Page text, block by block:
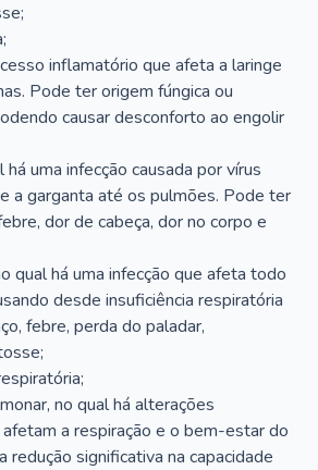
inflamatório que afeta a laringe
Pode ter origem fúngica ou
causar desconforto ao engolir
há uma infecção causada por vírus
a garganta até os pulmões. Pode ter
dor de cabeça, dor no corpo e
qual há uma infecção que afeta todo
desde insuficiência respiratória
febre, perda do paladar,
no qual há alterações
a respiração e o bem-estar do
redução significativa na capacidade